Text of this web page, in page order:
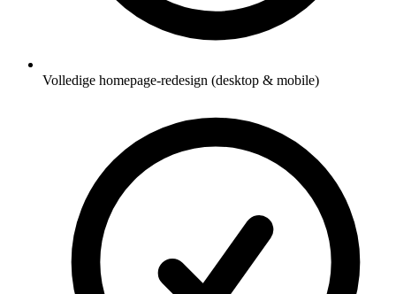
Volledige homepage-redesign (desktop & mobile)